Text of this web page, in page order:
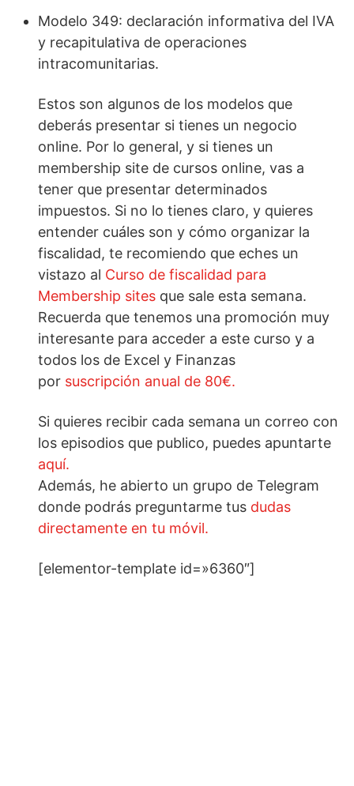
Modelo 349: declaración informativa del IVA
y recapitulativa de operaciones
intracomunitarias.
Estos son algunos de los modelos que
deberás presentar si tienes un negocio
online. Por lo general, y si tienes un
membership site de cursos online, vas a
tener que presentar determinados
impuestos. Si no lo tienes claro, y quieres
entender cuáles son y cómo organizar la
fiscalidad, te recomiendo que eches un
vistazo al Curso de fiscalidad para
Membership sites que sale esta semana.
Recuerda que tenemos una promoción muy
interesante para acceder a este curso y a
todos los de Excel y Finanzas
por suscripción anual de 80€.
Si quieres recibir cada semana un correo con
los episodios que publico, puedes apuntarte
aquí.
Además, he abierto un grupo de Telegram
donde podrás preguntarme tus dudas
directamente en tu móvil.
[elementor-template id=»6360″]